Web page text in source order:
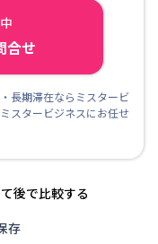
合せ
長期滞在ならミスタービ
スタービジネスにお任せ
後で比較する
存